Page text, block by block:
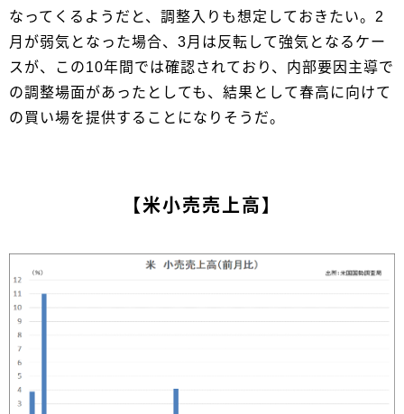
なってくるようだと、調整入りも想定しておきたい。2
月が弱気となった場合、3月は反転して強気となるケー
スが、この10年間では確認されており、内部要因主導で
の調整場面があったとしても、結果として春高に向けて
の買い場を提供することになりそうだ。
【米小売売上高】